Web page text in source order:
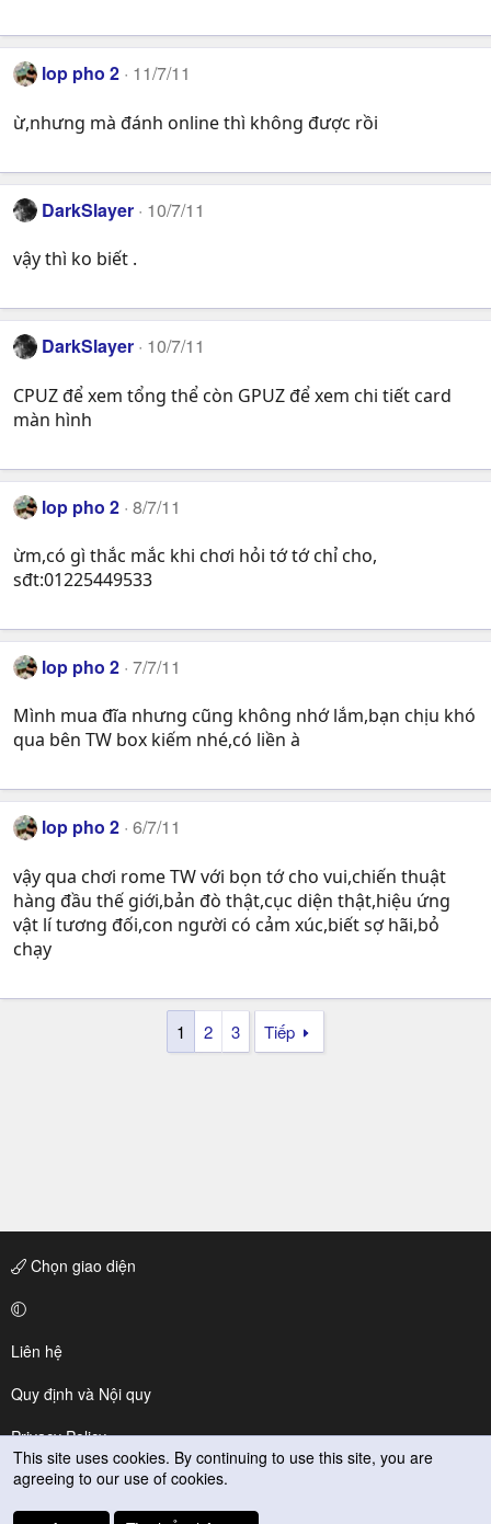
lop pho 2 11/7/11
ừ,nhưng mà đánh online thì không được rồi
DarkSlayer 10/7/11
vậy thì ko biết .
DarkSlayer 10/7/11
CPUZ để xem tổng thể còn GPUZ để xem chi tiết card
màn hình
lop pho 2 8/7/11
ừm,có gì thắc mắc khi chơi hỏi tớ tớ chỉ cho,
sđt:01225449533
lop pho 2 7/7/11
Mình mua đĩa nhưng cũng không nhớ lắm,bạn chịu khó
qua bên TW box kiếm nhé,có liền à
lop pho 2 6/7/11
vậy qua chơi rome TW với bọn tớ cho vui,chiến thuật
hàng đầu thế giới,bản đò thật,cục diện thật,hiệu ứng
vật lí tương đối,con người có cảm xúc,biết sợ hãi,bỏ
chạy
1 2 3 Tiếp
Chọn giao diện
Liên hệ
Quy định và Nội quy
Privacy Policy
Trợ giúp
This site uses cookies. By continuing to use this site, you are
agreeing to our use of cookies.